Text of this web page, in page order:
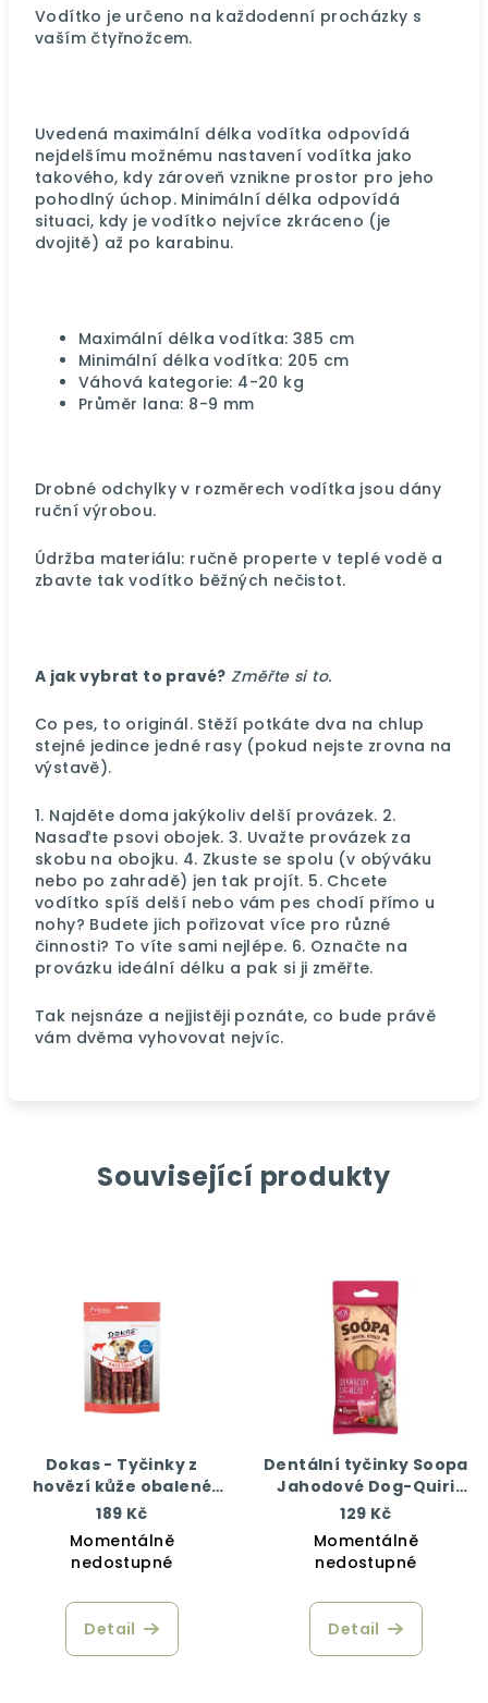
Vodítko je určeno na každodenní procházky s
vaším čtyřnožcem.
Uvedená maximální délka vodítka odpovídá
nejdelšímu možnému nastavení vodítka jako
takového, kdy zároveň vznikne prostor pro jeho
pohodlný úchop. Minimální délka odpovídá
situaci, kdy je vodítko nejvíce zkráceno (je
dvojitě) až po karabinu.
Maximální délka vodítka: 385 cm
Minimální délka vodítka: 205 cm
Váhová kategorie: 4-20 kg
Průměr lana: 8-9 mm
Drobné odchylky v rozměrech vodítka jsou dány
ruční výrobou.
Údržba materiálu: ručně properte v teplé vodě a
zbavte tak vodítko běžných nečistot.
A jak vybrat to pravé? Změřte si to.
Co pes, to originál. Stěží potkáte dva na chlup
stejné jedince jedné rasy (pokud nejste zrovna na
výstavě).
1. Najděte doma jakýkoliv delší provázek. 2.
Nasaďte psovi obojek. 3. Uvažte provázek za
skobu na obojku. 4. Zkuste se spolu (v obýváku
nebo po zahradě) jen tak projít. 5. Chcete
vodítko spíš delší nebo vám pes chodí přímo u
nohy? Budete jich pořizovat více pro různé
činnosti? To víte sami nejlépe. 6. Označte na
provázku ideální délku a pak si ji změřte.
Tak nejsnáze a nejjistěji poznáte, co bude právě
vám dvěma vyhovovat nejvíc.
Související produkty
Dokas - Tyčinky z
hovězí kůže obalené
kachním 200 g
189 Kč
Momentálně
nedostupné
Detail
Dentální tyčinky Soopa
Jahodové Dog-Quiri
100 g
129 Kč
Momentálně
nedostupné
Detail